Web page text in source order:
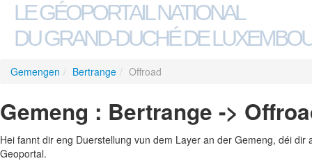
LE GÉOPORTAIL NATIONAL
DU GRAND-DUCHÉ DE
Gemengen / Bertrange / Offroad
Gemeng : Bertrange ->
Hei fannt dir eng Duerstellung vun dem Layer an der Gemeng, déi
Geoportal.